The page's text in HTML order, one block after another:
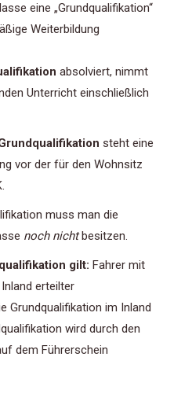
eine „Grundqualifikation“
Weiterbildung
absolviert, nimmt
Unterricht einschließlich
steht eine
vor der für den Wohnsitz
muss man die
noch nichtbesitzen.
gilt: Fahrer mit
erteilter
Grundqualifikation im Inland
wird durch den
dem Führerschein